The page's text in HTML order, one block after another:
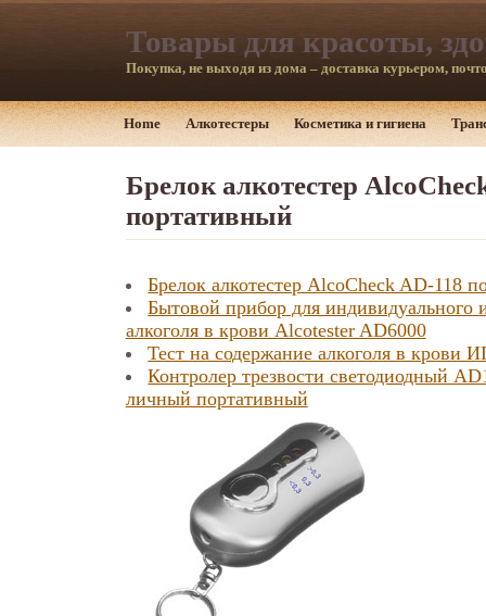
Товары для красоты,
Покупка, не выходя из дома – доставка курьером,
Home Алкотестеры Косметика и гигиена
Брелок алкотестер
портативный
Брелок алкотестер AlcoCheck AD-118
Бытовой прибор для индивидуального
алкоголя в крови Alcotester AD6000
Тест на содержание алкоголя в крови
Контролер трезвости светодиодный
личный портативный